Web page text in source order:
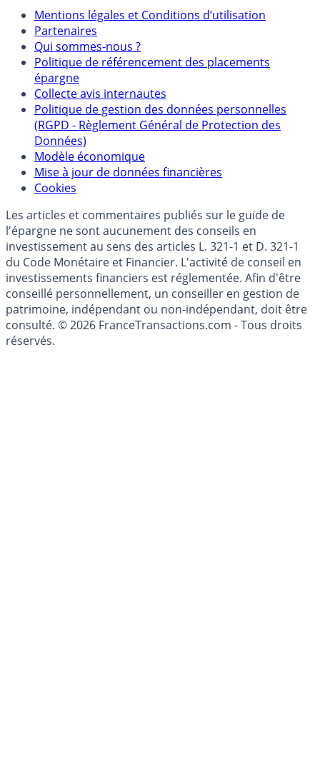
Mentions légales et Conditions d’utilisation
Partenaires
Qui sommes-nous ?
Politique de référencement des placements
épargne
Collecte avis internautes
Politique de gestion des données personnelles
(RGPD - Règlement Général de Protection des
Données)
Modèle économique
Mise à jour de données financières
Cookies
Les articles et commentaires publiés sur le guide de
l'épargne ne sont aucunement des conseils en
investissement au sens des articles L. 321-1 et D. 321-1
du Code Monétaire et Financier. L'activité de conseil en
investissements financiers est réglementée. Afin d'être
conseillé personnellement, un conseiller en gestion de
patrimoine, indépendant ou non-indépendant, doit être
consulté. © 2026 FranceTransactions.com - Tous droits
réservés.